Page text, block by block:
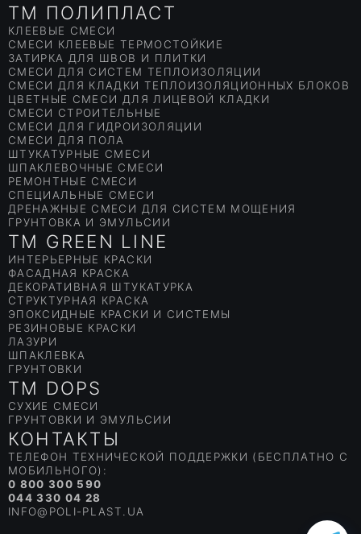
TM ПОЛИПЛАСТ
КЛЕЕВЫЕ СМЕСИ
СМЕСИ КЛЕЕВЫЕ ТЕРМОСТОЙКИЕ
ЗАТИРКА ДЛЯ ШВОВ И ПЛИТКИ
СМЕСИ ДЛЯ СИСТЕМ ТЕПЛОИЗОЛЯЦИИ
СМЕСИ ДЛЯ КЛАДКИ ТЕПЛОИЗОЛЯЦИОННЫХ БЛОКОВ
ЦВЕТНЫЕ СМЕСИ ДЛЯ ЛИЦЕВОЙ КЛАДКИ
СМЕСИ СТРОИТЕЛЬНЫЕ
СМЕСИ ДЛЯ ГИДРОИЗОЛЯЦИИ
СМЕСИ ДЛЯ ПОЛА
ШТУКАТУРНЫЕ СМЕСИ
ШПАКЛЕВОЧНЫЕ СМЕСИ
РЕМОНТНЫЕ СМЕСИ
СПЕЦИАЛЬНЫЕ СМЕСИ
ДРЕНАЖНЫЕ СМЕСИ ДЛЯ СИСТЕМ МОЩЕНИЯ
ГРУНТОВКА И ЭМУЛЬСИИ
TM DOPS
СУХИЕ СМЕСИ
ГРУНТОВКИ И ЭМУЛЬСИИ
TM GREEN LINE
ИНТЕРЬЕРНЫЕ КРАСКИ
ФАСАДНАЯ КРАСКА
ДЕКОРАТИВНАЯ ШТУКАТУРКА
СТРУКТУРНАЯ КРАСКА
ЭПОКСИДНЫЕ КРАСКИ И СИСТЕМЫ
РЕЗИНОВЫЕ КРАСКИ
ЛАЗУРИ
ШПАКЛЕВКА
ГРУНТОВКИ
КОНТАКТЫ
ТЕЛЕФОН ТЕХНИЧЕСКОЙ ПОДДЕРЖКИ (БЕСПЛАТНО С
МОБИЛЬНОГО):
0 800 300 590
044 330 04 28
INFO@POLI-PLAST.UA